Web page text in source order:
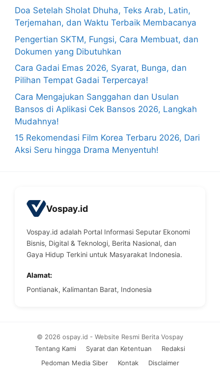
Doa Setelah Sholat Dhuha, Teks Arab, Latin,
Terjemahan, dan Waktu Terbaik Membacanya
Pengertian SKTM, Fungsi, Cara Membuat, dan
Dokumen yang Dibutuhkan
Cara Gadai Emas 2026, Syarat, Bunga, dan
Pilihan Tempat Gadai Terpercaya!
Cara Mengajukan Sanggahan dan Usulan
Bansos di Aplikasi Cek Bansos 2026, Langkah
Mudahnya!
15 Rekomendasi Film Korea Terbaru 2026, Dari
Aksi Seru hingga Drama Menyentuh!
Vospay.id
Vospay.id adalah Portal Informasi Seputar Ekonomi
Bisnis, Digital & Teknologi, Berita Nasional, dan
Gaya Hidup Terkini untuk Masyarakat Indonesia.
Alamat:
Pontianak, Kalimantan Barat, Indonesia
Tentang Kami Syarat dan Ketentuan
Redaksi
Pedoman Media Siber
Kontak Disclaimer
© 2026 ospay.id - Website Resmi Berita Vospay